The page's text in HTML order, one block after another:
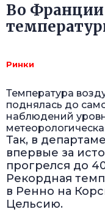
Во
Ринки
Температура
поднялась до
наблюдений
Так, в
впервые за
прогрелся до
Рекордная
в Ренно на
Цельсию.